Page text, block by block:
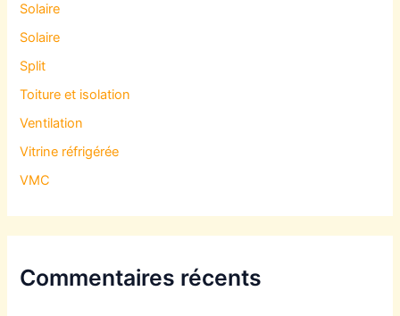
Solaire
Solaire
Split
Toiture et isolation
Ventilation
Vitrine réfrigérée
VMC
Commentaires récents